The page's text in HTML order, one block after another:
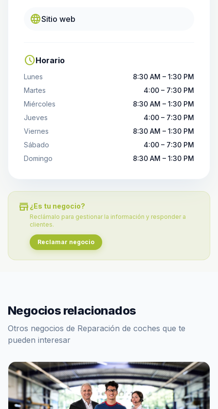
languageSitio web
scheduleHorario
Lunes
8:30 AM – 1:30 PM
Martes
4:00 – 7:30 PM
Miércoles
8:30 AM – 1:30 PM
Jueves
4:00 – 7:30 PM
Viernes
8:30 AM – 1:30 PM
Sábado
4:00 – 7:30 PM
Domingo
8:30 AM – 1:30 PM
store ¿Es tu negocio?
Reclámalo para gestionar la información y responder a
clientes.
Reclamar negocio
Negocios relacionados
Otros negocios de Reparación de coches que te
pueden interesar